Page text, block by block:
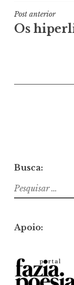
Navegação
de
Post anterior
Os
Busca:
Pesquisar
por:
Apoio: